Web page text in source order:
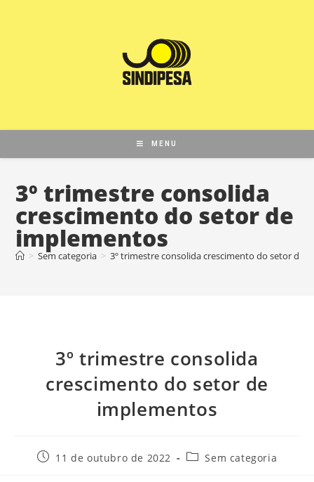
MENU
3º trimestre consolida
crescimento do setor de
implementos
> Sem categoria > 3º trimestre consolida crescimento do setor de
3º trimestre consolida
crescimento do setor de
implementos
11 de outubro de 2022 Sem categoria